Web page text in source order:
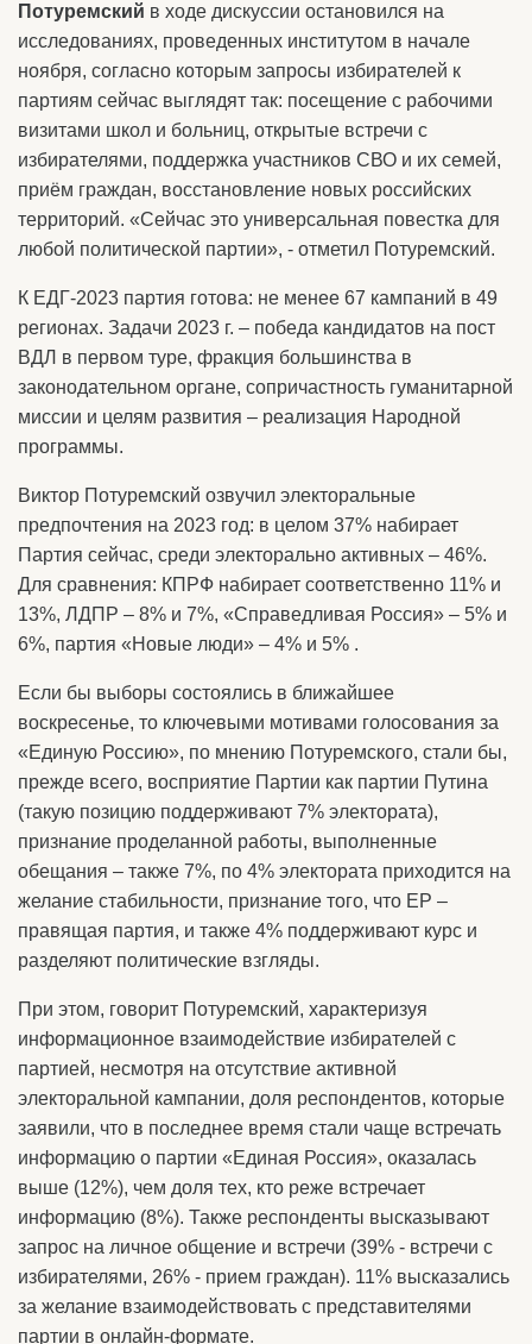
Потуремский в ходе дискуссии остановился на
исследованиях, проведенных институтом в начале
ноября, согласно которым запросы избирателей к
партиям сейчас выглядят так: посещение с рабочими
визитами школ и больниц, открытые встречи с
избирателями, поддержка участников СВО и их семей,
приём граждан, восстановление новых российских
территорий. «Сейчас это универсальная повестка для
любой политической партии», - отметил Потуремский.
К ЕДГ-2023 партия готова: не менее 67 кампаний в 49
регионах. Задачи 2023 г. – победа кандидатов на пост
ВДЛ в первом туре, фракция большинства в
законодательном органе, сопричастность гуманитарной
миссии и целям развития – реализация Народной
программы.
Виктор Потуремский озвучил электоральные
предпочтения на 2023 год: в целом 37% набирает
Партия сейчас, среди электорально активных – 46%.
Для сравнения: КПРФ набирает соответственно 11% и
13%, ЛДПР – 8% и 7%, «Справедливая Россия» – 5% и
6%, партия «Новые люди» – 4% и 5% .
Если бы выборы состоялись в ближайшее
воскресенье, то ключевыми мотивами голосования за
«Единую Россию», по мнению Потуремского, стали бы,
прежде всего, восприятие Партии как партии Путина
(такую позицию поддерживают 7% электората),
признание проделанной работы, выполненные
обещания – также 7%, по 4% электората приходится на
желание стабильности, признание того, что ЕР –
правящая партия, и также 4% поддерживают курс и
разделяют политические взгляды.
При этом, говорит Потуремский, характеризуя
информационное взаимодействие избирателей с
партией, несмотря на отсутствие активной
электоральной кампании, доля респондентов, которые
заявили, что в последнее время стали чаще встречать
информацию о партии «Единая Россия», оказалась
выше (12%), чем доля тех, кто реже встречает
информацию (8%). Также респонденты высказывают
запрос на личное общение и встречи (39% - встречи с
избирателями, 26% - прием граждан). 11% высказались
за желание взаимодействовать с представителями
партии в онлайн-формате.